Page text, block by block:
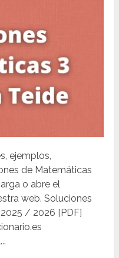
ejemplos,
de Matemáticas
o abre el
web. Soluciones
/ 2026 [PDF]